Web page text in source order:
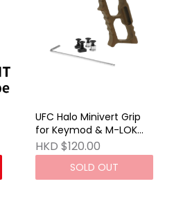
UFC Halo Minivert Grip
for Keymod & M-LOK
FDE
HKD $120.00
SOLD OUT